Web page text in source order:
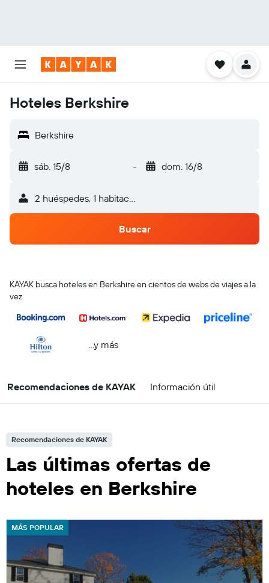
Hoteles Berkshire
Berkshire
sáb. 15/8 - dom. 16/8
2 huéspedes, 1 habitación
Buscar
KAYAK busca hoteles en Berkshire en cientos de webs de viajes a la
vez
...y más
Recomendaciones de KAYAK Información útil
Recomendaciones de KAYAK
Las últimas ofertas de
hoteles en Berkshire
MÁS POPULAR